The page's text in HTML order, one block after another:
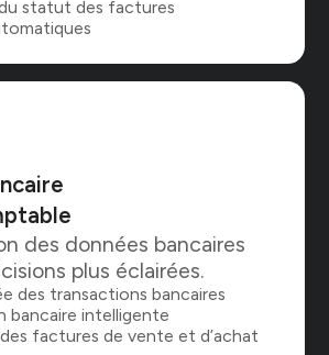
statut des factures
des données bancaires
plus éclairées.
des transactions bancaires
bancaire intelligente
factures de vente et d’achat
: Rencontrez-
participez à nos
jours après l'entrée en
la facturation électronique,
Kolecto au 81ème Congrès